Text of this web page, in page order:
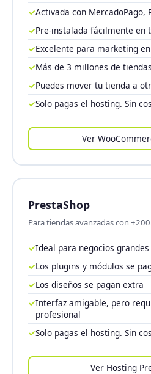
✓Activada con MercadoPago,
✓Pre-instalada fácilmente en
✓Excelente para marketing
✓Más de 3 millones de
✓Puedes mover tu tienda a
✓Solo pagas el hosting. Sin
Ver
PrestaShop
Para tiendas avanzadas con
✓Ideal para negocios grandes
✓Los plugins y módulos se
✓Los diseños se pagan extra
✓Interfaz amigable, pero
profesional
✓Solo pagas el hosting. Sin
Ver Hosting